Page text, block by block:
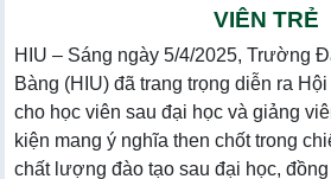
VIÊN TRẺ
HIU – Sáng ngày 5/4/2025, Trường
Bàng (HIU) đã trang trọng diễn ra
cho học viên sau đại học và giảng
kiện mang ý nghĩa then chốt trong
chất lượng đào tạo sau đại học,